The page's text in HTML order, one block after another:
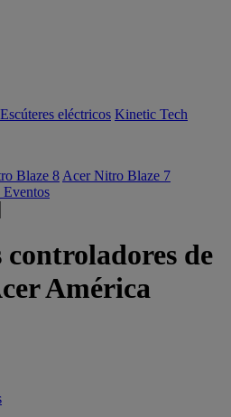
Escúteres eléctricos Kinetic Tech
Blaze 8 Acer Nitro Blaze 7
Eventos
controladores de
América